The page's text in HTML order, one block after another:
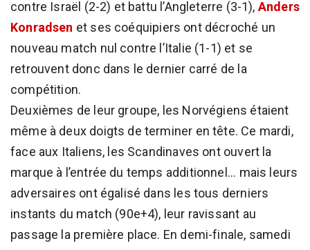
contre Israël (2-2) et battu l’Angleterre (3-1), Anders
Konradsen et ses coéquipiers ont décroché un
nouveau match nul contre l’Italie (1-1) et se
retrouvent donc dans le dernier carré de la
compétition.
Deuxièmes de leur groupe, les Norvégiens étaient
même à deux doigts de terminer en tête. Ce mardi,
face aux Italiens, les Scandinaves ont ouvert la
marque à l’entrée du temps additionnel... mais leurs
adversaires ont égalisé dans les tous derniers
instants du match (90e+4), leur ravissant au
passage la première place. En demi-finale, samedi